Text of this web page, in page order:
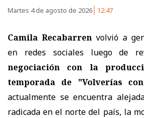
Martes 4 de agosto de 2026 12:47
Camila Recabarren volvió a
en redes sociales luego de
negociación con la
temporada de "Volverías
actualmente se encuentra
radicada en el norte del país, la